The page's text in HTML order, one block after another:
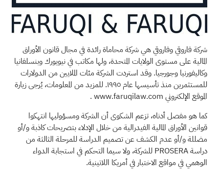
شركة فاروقي وفاروقي هي شركة محاماة رائدة في مجال قانون الأوراق
المالية على مستوى الولايات المتحدة، ولها مكاتب في نيويورك وبنسلفانيا
وكاليفورنيا وجورجيا. وقد استردت الشركة مئات الملايين من الدولارات
للمستثمرين منذ تأسيسها عام ١٩٩٥. للمزيد من المعلومات، يُرجى زيارة
الموقع الإلكتروني www.faruqilaw.com
.
كما هو مفصل أدناه، تزعم الشكوى أن الشركة ومسؤوليها انتهكوا
قوانين الأوراق المالية الفيدرالية من خلال الإدلاء بتصريحات كاذبة و/أو
مضللة و/أو عدم الكشف عن تصميم الدراسة للمرحلة الثالثة من
دراسة PROSERA للشركة، ولا سيما التحكم في استجابة الدواء
الوهمي في مواقع الاختبار في أمريكا اللاتينية.